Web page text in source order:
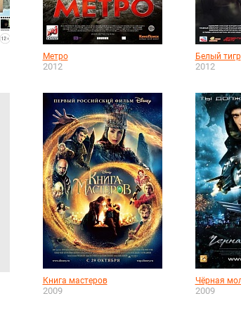
Метро
2012
Белый тигр
2012
Книга мастеров
2009
Чёрная
2009